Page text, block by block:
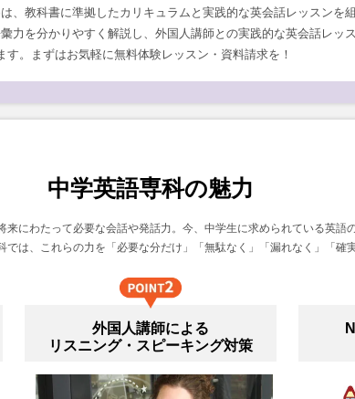
、教科書に準拠したカリキュラムと実践的な英会話レッスンを
力を分かりやすく解説し、外国人講師との実践的な英会話レッ
。まずはお気軽に無料体験レッスン・資料請求を！
中学英語専科の魅力
にわたって必要な会話や発話力。今、中学生に求められている英語
では、これらの力を「必要な分だけ」「無駄なく」「漏れなく」「確
外国人講師による
リスニング・スピーキング対策